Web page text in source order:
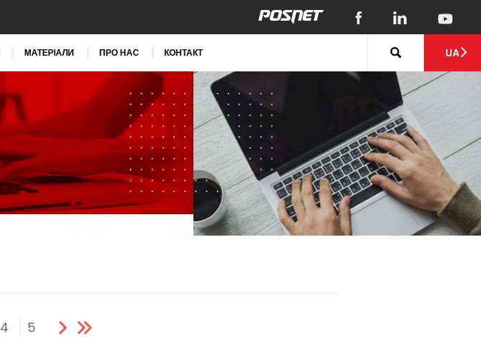
МАТЕРІАЛИ ПРО НАС КОНТАКТ UA
4 5